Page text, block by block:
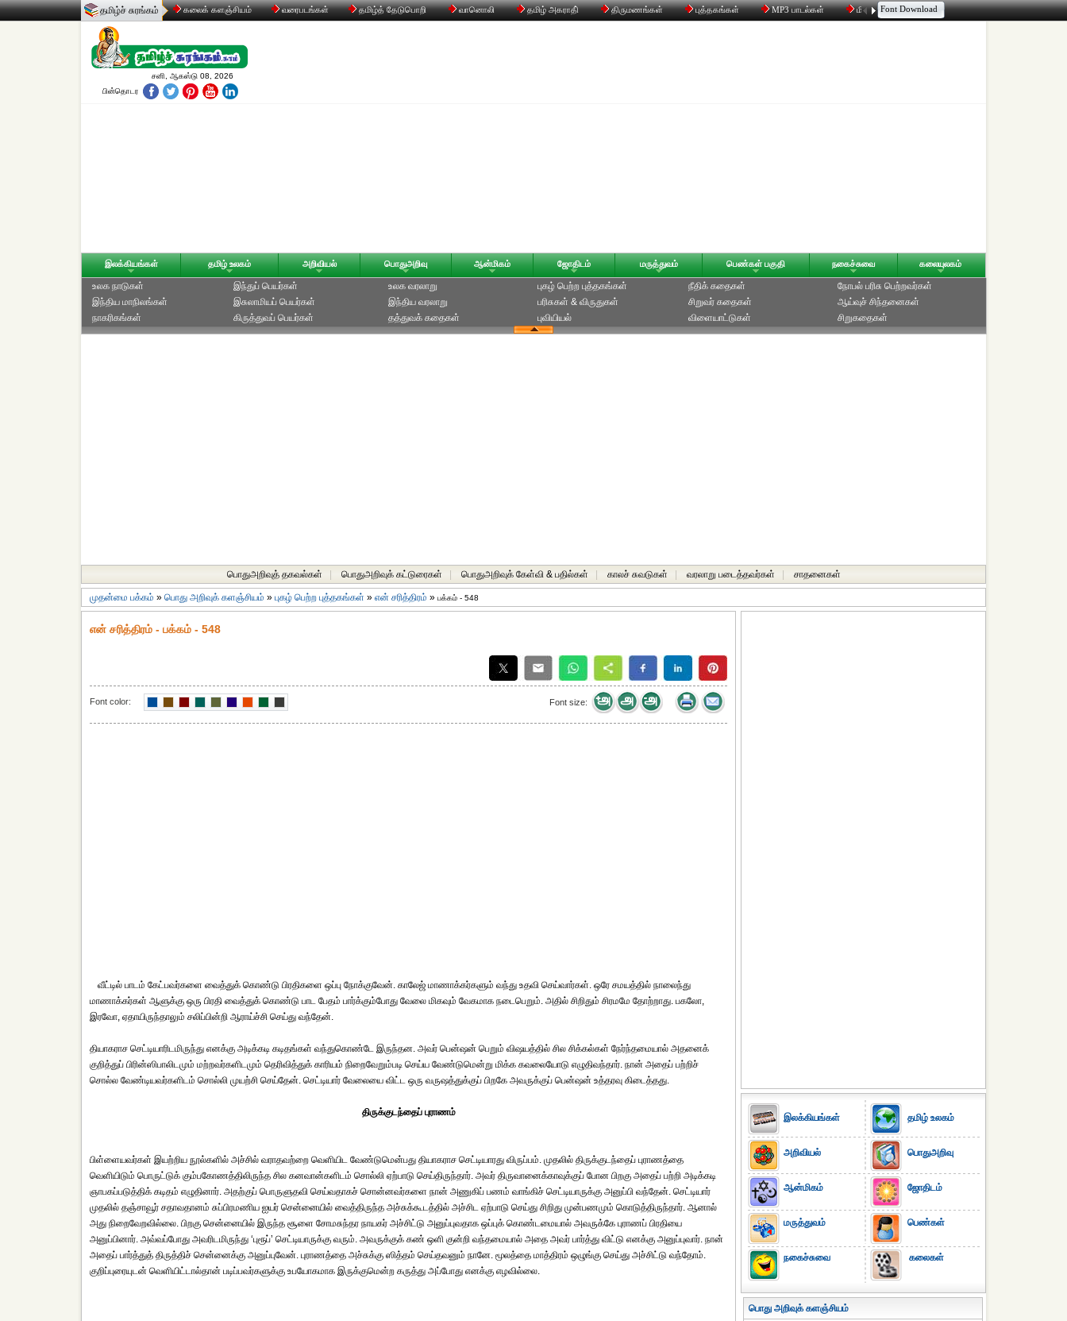
தமிழ்ச் சுரங்கம் கலைக் களஞ்சியம் வரைபடங்கள் தமிழ்த் தேடுபொறி வானொலி தமிழ் அகராதி் திருமணங்கள் புத்தகங்கள் MP3 பாடல்கள் மின்னஞ்சல் திரட்டி உரையாடல்
Font Download
சனி, ஆகஸ்டு 08, 2026
பின்தொடர
இலக்கியங்கள் தமிழ் உலகம் அறிவியல் பொதுஅறிவு ஆன்மிகம் ஜோதிடம் மருத்துவம் பெண்கள் பகுதி நகைச்சுவை கலையுலகம்
உலக நாடுகள்
இந்திய மாநிலங்கள்
நாகரிகங்கள்
இந்துப் பெயர்கள்
இசுலாமியப் பெயர்கள்
கிருத்துவப் பெயர்கள்
உலக வரலாறு
இந்திய வரலாறு
தத்துவக் கதைகள்
புகழ் பெற்ற புத்தகங்கள்
பரிசுகள் & விருதுகள்
புவியியல்
நீதிக் கதைகள்
சிறுவர் கதைகள்
விளையாட்டுகள்
நோபல் பரிசு‎ பெற்றவர்‎கள்
ஆய்வுச் சிந்தனைகள்
சிறுகதைகள்
பொதுஅறிவுத் தகவல்கள் பொதுஅறிவுக் கட்டுரைகள் பொதுஅறிவுக் கேள்வி & பதில்கள் காலச் சுவடுகள் வரலாறு படைத்தவர்கள் சாதனைகள்‎
முதன்மை பக்கம் » பொது அறிவுக் களஞ்சியம் » புகழ் பெற்ற புத்தகங்கள் » என் சரித்திரம் » பக்கம் - 548
என் சரித்திரம் - பக்கம் - 548
Font color: Font size:
வீட்டில் பாடம் கேட்பவர்களை வைத்துக் கொண்டு பிரதிகளை ஒப்பு நோக்குவேன். காலேஜ் மாணாக்கர்களும் வந்து உதவி செய்வார்கள். ஒரே சமயத்தில் நாலைந்து
மாணாக்கர்கள் ஆளுக்கு ஒரு பிரதி வைத்துக் கொண்டு பாட பேதம் பார்க்கும்போது வேலை மிகவும் வேகமாக நடைபெறும். அதில் சிறிதும் சிரமமே தோற்றாது. பகலோ,
இரவோ, ஏதாயிருந்தாலும் சலிப்பின்றி ஆராய்ச்சி செய்து வந்தேன்.
தியாகராச செட்டியாரிடமிருந்து எனக்கு அடிக்கடி கடிதங்கள் வந்துகொண்டே இருந்தன. அவர் பென்ஷன் பெறும் விஷயத்தில் சில சிக்கல்கள் நேர்ந்தமையால் அதனைக்
குறித்துப் பிரின்ஸிபாலிடமும் மற்றவர்களிடமும் தெரிவித்துக் காரியம் நிறைவேறும்படி செய்ய வேண்டுமென்று மிக்க கவலையோடு எழுதிவந்தார். நான் அதைப் பற்றிச்
சொல்ல வேண்டியவர்களிடம் சொல்லி முயற்சி செய்தேன். செட்டியார் வேலையை விட்ட ஒரு வருஷத்துக்குப் பிறகே அவருக்குப் பென்ஷன் உத்தரவு கிடைத்தது.
திருக்குடந்தைப் புராணம்
பிள்ளையவர்கள் இயற்றிய நூல்களில் அச்சில் வராதவற்றை வெளியிட வேண்டுமென்பது தியாகராச செட்டியாரது விருப்பம். முதலில் திருக்குடந்தைப் புராணத்தை
வெளியிடும் பொருட்டுக் கும்பகோணத்திலிருந்த சில கனவான்களிடம் சொல்லி ஏற்பாடு செய்திருந்தார். அவர் திருவானைக்காவுக்குப் போன பிறகு அதைப் பற்றி அடிக்கடி
ஞாபகப்படுத்திக் கடிதம் எழுதினார். அதற்குப் பொருளுதவி செய்வதாகச் சொன்னவர்களை நான் அணுகிப் பணம் வாங்கிச் செட்டியாருக்கு அனுப்பி வந்தேன். செட்டியார்
முதலில் தஞ்சாவூர் சதாவதானம் சுப்பிரமணிய ஐயர் சென்னையில் வைத்திருந்த அச்சுக்கூடத்தில் அச்சிட ஏற்பாடு செய்து சிறிது முன்பணமும் கொடுத்திருந்தார். ஆனால்
அது நிறைவேறவில்லை. பிறகு சென்னையில் இருந்த சூளை சோமசுந்தர நாயகர் அச்சிட்டு அனுப்புவதாக ஒப்புக் கொண்டமையால் அவருக்கே புராணப் பிரதியை
அனுப்பினார். அவ்வப்போது அவரிடமிருந்து ‘புரூப்’ செட்டியாருக்கு வரும். அவருக்குக் கண் ஒளி குன்றி வந்தமையால் அதை அவர் பார்த்து விட்டு எனக்கு அனுப்புவார். நான்
அதைப் பார்த்துத் திருத்திச் சென்னைக்கு அனுப்புவேன். புராணத்தை அச்சுக்கு ஸித்தம் செய்தவனும் நானே. மூலத்தை மாத்திரம் ஒழுங்கு செய்து அச்சிட்டு வந்தோம்.
குறிப்புரையுடன் வெளியிட்டால்தான் படிப்பவர்களுக்கு உபயோகமாக இருக்குமென்ற கருத்து அப்போது எனக்கு எழவில்லை.
இலக்கியங்கள்
அறிவியல்
ஆன்மிகம்
மருத்துவம்
நகைச்சுவை
தமிழ் உலகம்
பொதுஅறிவு
ஜோதிடம்
பெண்கள்
கலைகள்
பொது அறிவுக் களஞ்சியம்